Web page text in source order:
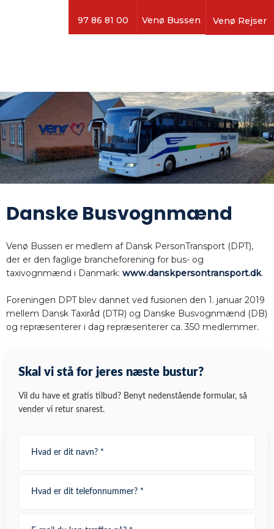
97 86 81 00 Venø Bussen Venø Rejser
​Danske Busvognmænd
Venø Bussen er medlem af Dansk PersonTransport (DPT),
der er den faglige brancheforening for bus- og
taxivognmænd i Danmark: www.danskpersontransport.dk.
Foreningen DPT blev dannet ved fusionen den 1. januar 2019
mellem Dansk Taxiråd (DTR) og Danske Busvognmænd (DB)
og repræsenterer i dag repræsenterer ca. 350 medlemmer.
Skal vi stå for jeres næste bustur?
Vil du have et gratis tilbud? Benyt nedenstående formular, så
vender vi retur snarest.